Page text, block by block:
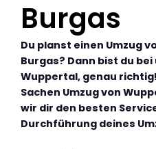
Burgas
Du planst einen Umzug
Burgas? Dann bist du bei
Wuppertal, genau
Sachen Umzug von
wir dir den besten
Durchführung deines